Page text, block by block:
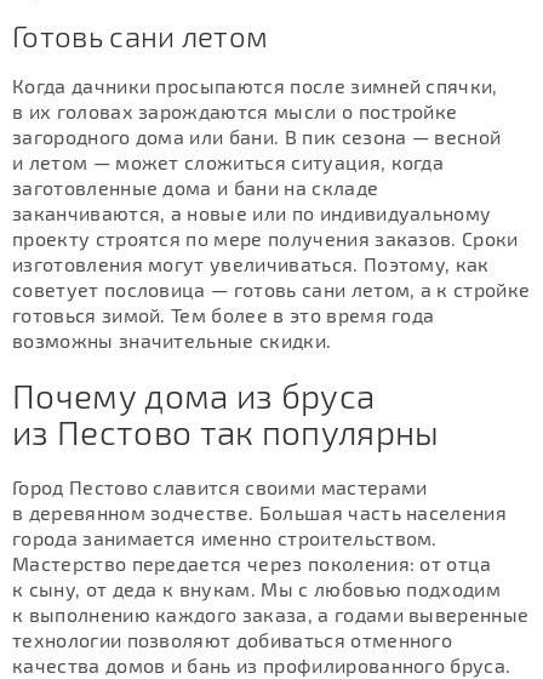
Готовь сани летом
Когда дачники просыпаются после зимней спячки,
в их головах зарождаются мысли о постройке
загородного дома или бани. В пик сезона — весной
и летом — может сложиться ситуация, когда
заготовленные дома и бани на складе
заканчиваются, а новые или по индивидуальному
проекту строятся по мере получения заказов. Сроки
изготовления могут увеличиваться. Поэтому, как
советует пословица — готовь сани летом, а к стройке
готовься зимой. Тем более в это время года
возможны значительные скидки.
Почему дома из бруса
из Пестово так популярны
Город Пестово славится своими мастерами
в деревянном зодчестве. Большая часть населения
города занимается именно строительством.
Мастерство передается через поколения: от отца
к сыну, от деда к внукам. Мы с любовью подходим
к выполнению каждого заказа, а годами выверенные
технологии позволяют добиваться отменного
качества домов и бань из профилированного бруса.